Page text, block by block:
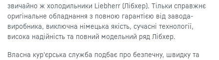
звичайно ж холодильники Liebherr (Лібхер). Тільки справжнє
оригінальне обладнання з повною гарантією від завода-
виробника, виключна німецька якість, сучасні технології,
висока надійність та повний модельний ряд Лібхер.
Власна кур'єрська служба подбає про безпечну, швидку та